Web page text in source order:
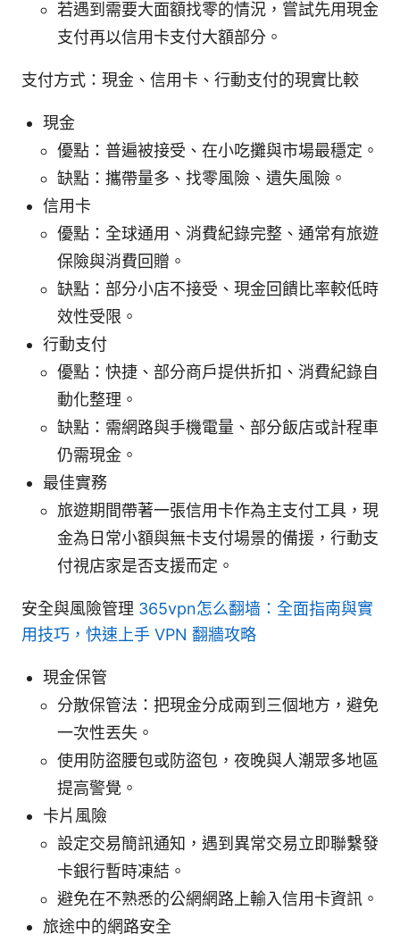
若遇到需要大面額找零的情況，嘗試先用現金
支付再以信用卡支付大額部分。
支付方式：現金、信用卡、行動支付的現實比較
現金
優點：普遍被接受、在小吃攤與市場最穩定。
缺點：攜帶量多、找零風險、遺失風險。
信用卡
優點：全球通用、消費紀錄完整、通常有旅遊
保險與消費回贈。
缺點：部分小店不接受、現金回饋比率較低時
效性受限。
行動支付
優點：快捷、部分商戶提供折扣、消費紀錄自
動化整理。
缺點：需網路與手機電量、部分飯店或計程車
仍需現金。
最佳實務
旅遊期間帶著一張信用卡作為主支付工具，現
金為日常小額與無卡支付場景的備援，行動支
付視店家是否支援而定。
安全與風險管理 365vpn怎么翻墙：全面指南與實
用技巧，快速上手 VPN 翻牆攻略
現金保管
分散保管法：把現金分成兩到三個地方，避免
一次性丟失。
使用防盜腰包或防盜包，夜晚與人潮眾多地區
提高警覺。
卡片風險
設定交易簡訊通知，遇到異常交易立即聯繫發
卡銀行暫時凍結。
避免在不熟悉的公網網路上輸入信用卡資訊。
旅途中的網路安全